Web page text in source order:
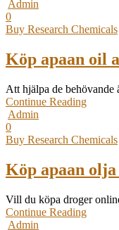
Admin
0
Buy Research Chemicals
Köp apaan oil
Att hjälpa de behövande
Continue Reading
Admin
0
Buy Research Chemicals
Köp apaan
Vill du köpa droger
Continue Reading
Admin